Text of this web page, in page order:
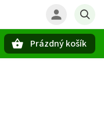
Prázdný košík